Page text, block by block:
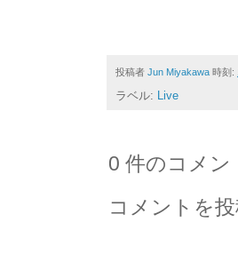
投稿者 Jun Miyakawa 時刻:
ラベル: Live
0 件のコメン
コメントを